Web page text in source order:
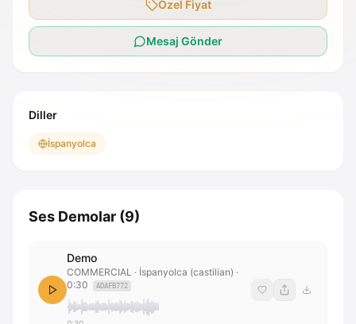
Özel Fiyat
Mesaj Gönder
Diller
İspanyolca
Ses Demolar (9)
Demo
COMMERCIAL · İspanyolca (castilian) ·
0:30
ADAFB772